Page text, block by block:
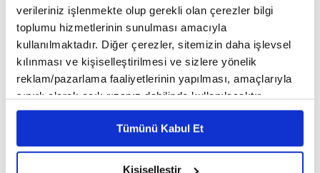
verileriniz işlenmekte olup gerekli olan çerezler bilgi
toplumu hizmetlerinin sunulması amacıyla
kullanılmaktadır. Diğer çerezler, sitemizin daha işlevsel
kılınması ve kişiselleştirilmesi ve sizlere yönelik
reklam/pazarlama faaliyetlerinin yapılması, amaçlarıyla
sınırlı olarak açık rızanız dahilinde kullanılacaktır.
Çerezlere ilişkin tercihlerinizi çerez paneli vasıtasıyla
belirleyebilirsiniz. Çerezlere ilişkin detaylı bilgi için
Ayarlar butonuna tıklayabilir,Çerez Bilgilendirme
Metnimizi ziyaret edebilirsiniz.
Tümünü Kabul Et
Kişiselleştir
tanıması, hemen ardından birçok ülkenin de kısa
sürede ABD'yi takip etmesi, bütün bunların
önceden hazırlanmış ve üzerinde çalışılmış bir
eylem planı olduğu izlenimini güçlendiriyor.
Trump yönetiminin Maduro'dan "en kısa sürede
kurtulmak" istediği artık açıkça görülüyor. Bu
amaca ulaşmak için de ekonomik, askeri ve siyasi
birçok baskı yönteminin seçenekler arasında